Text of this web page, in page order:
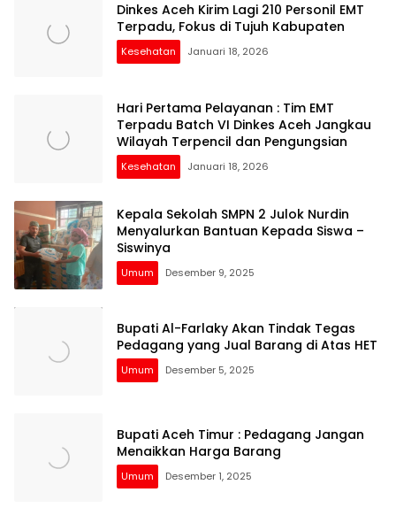
Dinkes Aceh Kirim Lagi 210 Personil EMT
Terpadu, Fokus di Tujuh Kabupaten
Kesehatan Januari 18, 2026
Hari Pertama Pelayanan : Tim EMT
Terpadu Batch VI Dinkes Aceh Jangkau
Wilayah Terpencil dan Pengungsian
Kesehatan Januari 18, 2026
Kepala Sekolah SMPN 2 Julok Nurdin
Menyalurkan Bantuan Kepada Siswa –
Siswinya
Umum Desember 9, 2025
Bupati Al-Farlaky Akan Tindak Tegas
Pedagang yang Jual Barang di Atas HET
Umum Desember 5, 2025
Bupati Aceh Timur : Pedagang Jangan
Menaikkan Harga Barang
Umum Desember 1, 2025